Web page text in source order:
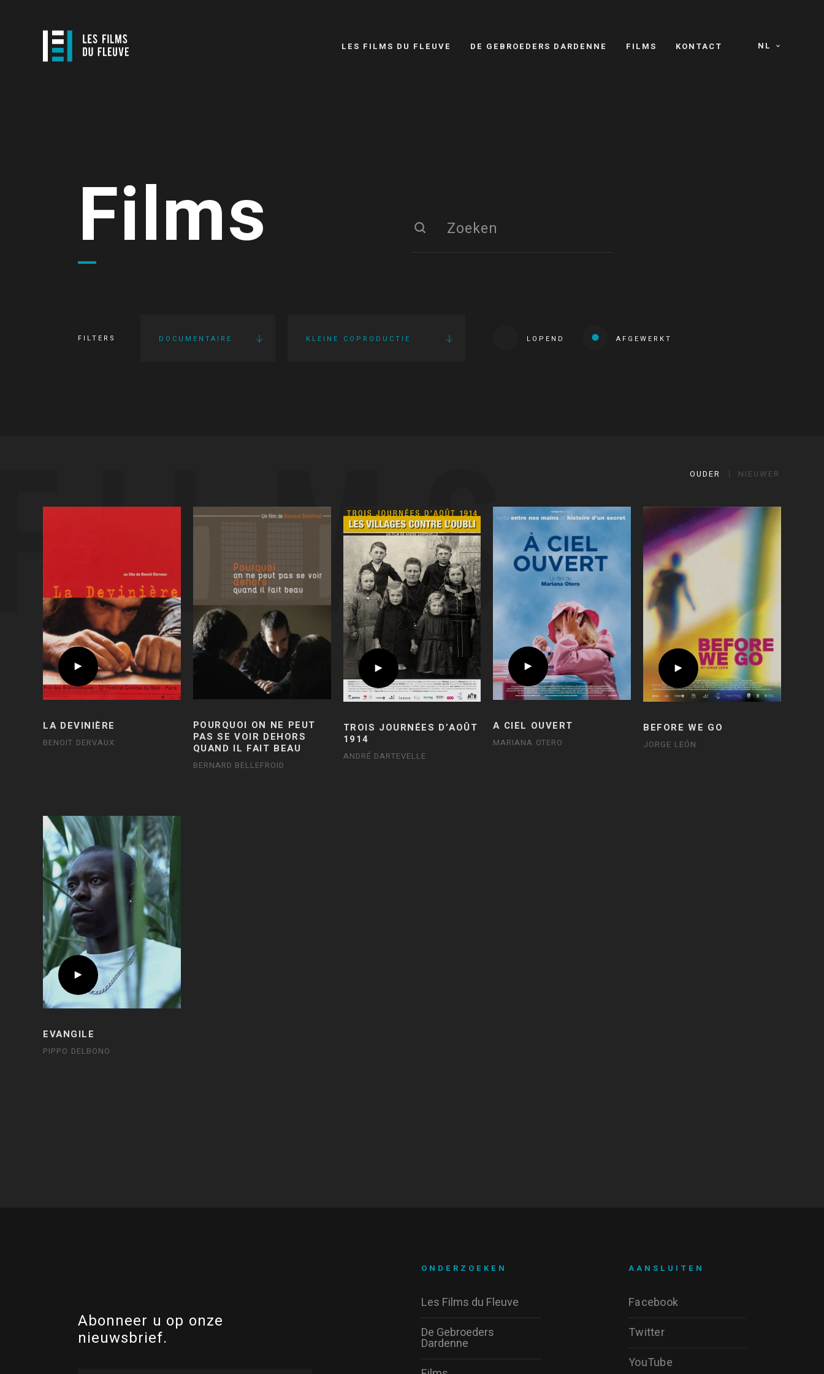
NL
LES FILMS DU FLEUVE DE GEBROEDERS DARDENNE FILMS KONTACT
Films
FILTERS DOCUMENTAIRE KLEINE COPRODUCTIE LOPEND AFGEWERKT
OUDER NIEUWER
LA DEVINIÈRE
BENOIT DERVAUX
POURQUOI ON NE PEUT
PAS SE VOIR DEHORS
QUAND IL FAIT BEAU
BERNARD BELLEFROID
TROIS JOURNÉES D’AOÛT
1914
ANDRÉ DARTEVELLE
A CIEL OUVERT
MARIANA OTERO
BEFORE WE GO
JORGE LEÓN
EVANGILE
PIPPO DELBONO
Abonneer u op onze
nieuwsbrief.
AANSLUITEN
Facebook
Twitter
YouTube
ONDERZOEKEN
Les Films du Fleuve
De Gebroeders
Dardenne